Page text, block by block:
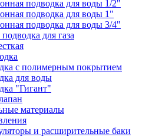
подводка для воды 1/2"
подводка для воды 1"
подводка для воды 3/4"
для газа
с полимерным покрытием
для воды
"Гигант"
материалы
и расширительные баки